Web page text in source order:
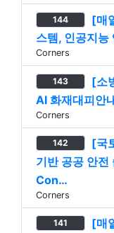
144
[매
스템, 인공지능
Corners
143
[소
AI 화재대피안
Corners
142
[국
기반 공공 안
Con…
Corners
141
[매